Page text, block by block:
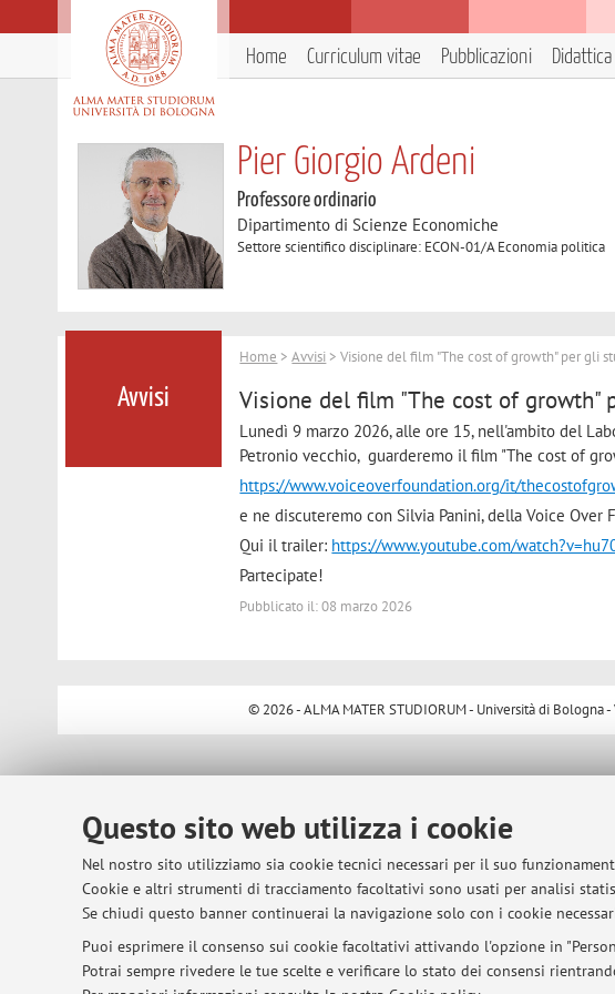
Questo sito web utilizza i cookie
Nel nostro sito utilizziamo sia cookie tecnici necessari per il suo
Cookie e altri strumenti di tracciamento facoltativi sono usati per analisi
Se chiudi questo banner continuerai la navigazione solo con i cookie
Puoi esprimere il consenso sui cookie facoltativi attivando l'opzione in
Potrai sempre rivedere le tue scelte e verificare lo stato dei consensi
Home Curriculum vitae Pubblicazioni Didattica
Pier Giorgio Ardeni
Professore ordinario
Dipartimento di Scienze Economiche
Settore scientifico disciplinare: ECON-01/A Economia politica
Avvisi
Home >Avvisi > Visione del film "The cost of growth" per gli
Visione del film "The cost of growth"
Lunedì 9 marzo 2026, alle ore 15, nell'ambito del
Petronio vecchio, guarderemo il film "The cost of
https://www.voiceoverfoundation.org/it/
e ne discuteremo con Silvia Panini, della Voice
Qui il trailer: https://www.youtube.com/
Partecipate!
Pubblicato il: 08 marzo 2026
© 2026 - ALMA MATER STUDIORUM - Università di